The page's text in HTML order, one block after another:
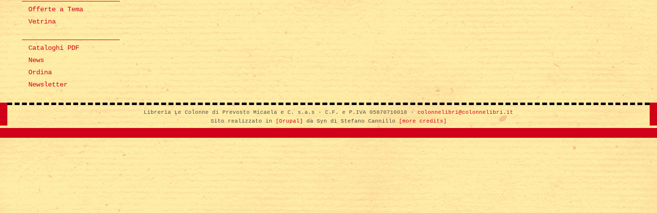
Offerte a Tema
Vetrina
Cataloghi PDF
News
Ordina
Newsletter
Libreria Le Colonne di Prevosto Micaela e C. s.a.s - C.F. e P.IVA 05870710018 - colonnelibri@colonnelibri.it
Sito realizzato in
[Drupal] da Syn di Stefano Cannillo [more credits]